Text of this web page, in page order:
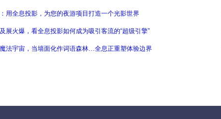
用全息投影，为您的夜游项目打造一个光影世界
展火爆，看全息投影如何成为吸引客流的“超级引擎”
法宇宙，当墙面化作词语森林…全息正重塑体验边界